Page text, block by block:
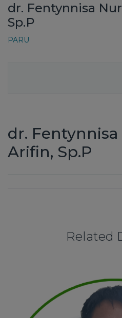
dr. Fentynnisa
Sp.P
PARU
dr.
Arifin, Sp.P
Related